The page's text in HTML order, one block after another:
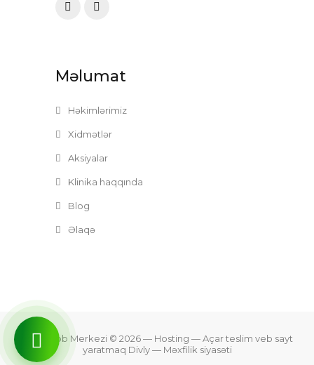
Məlumat
Həkimlərimiz
Xidmətlər
Aksiyalar
Klinika haqqında
Blog
Əlaqə
Zefer Tibb Merkezi © 2026— Hosting —Açar teslim veb sayt
yaratmaq Divly— Məxfilik siyasəti